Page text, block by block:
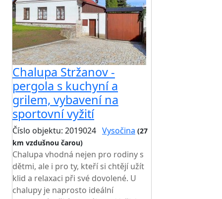
Chalupa Stržanov -
pergola s kuchyní a
grilem, vybavení na
sportovní vyžití
Číslo objektu: 2019024 Vysočina (27
km vzdušnou čarou)
Chalupa vhodná nejen pro rodiny s
dětmi, ale i pro ty, kteří si chtějí užít
klid a relaxaci při své dovolené. U
chalupy je naprosto ideální